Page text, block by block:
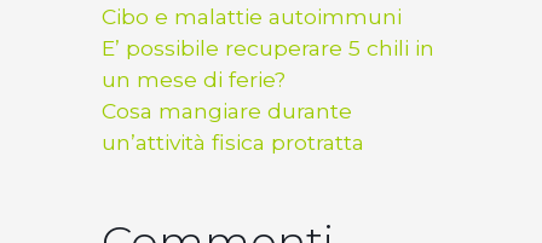
Cibo e malattie autoimmuni
E’ possibile recuperare 5 chili in
un mese di ferie?
Cosa mangiare durante
un’attività fisica protratta